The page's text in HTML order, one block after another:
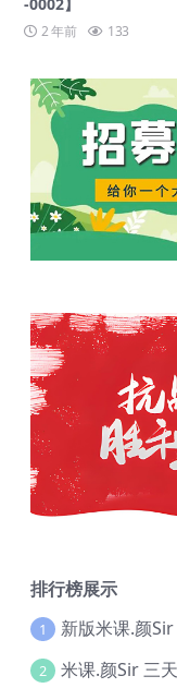
2 年前 133
排行榜展示
1
2